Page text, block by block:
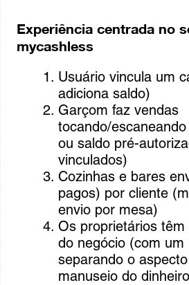
Experiência centrada no
mycashless
Usuário vincula um
adiciona saldo)
Garçom faz vendas
tocando/
ou saldo pré-
vinculados)
Cozinhas e bares
pagos) por cliente
envio por mesa)
Os proprietários têm
do negócio (com um
separando o
manuseio do